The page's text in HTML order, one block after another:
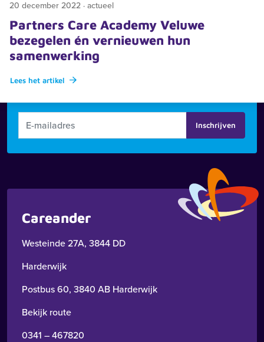
20 december 2022 · actueel
Partners Care Academy Veluwe
bezegelen én vernieuwen hun
samenwerking
Lees het artikel
Op de hoogte blijven van al het nieuws?
Schrijf je in voor onze nieuwsbrief of
Inschrijven
Careander
Westeinde 27A, 3844 DD
Harderwijk
Postbus 60, 3840 AB Harderwijk
Bekijk route
0341 – 467820
Zoeken
Zoeken
Recente zoekopdrachten: Werken bij